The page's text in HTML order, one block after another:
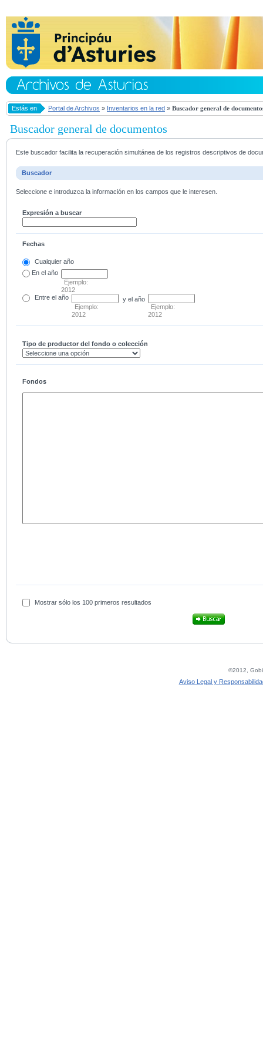
Estás en Portal de Archivos » Inventarios en la red » Buscador general de
Buscador general de documentos
Este buscador facilita la recuperación simultánea de los registros descriptivos de
Buscador
Seleccione e introduzca la información en los campos que le interesen.
Expresión a buscar
Fechas
Cualquier año
En el año
Ejemplo:
2012
Entre el año
Ejemplo:
2012
y el año
Ejemplo:
2012
Tipo de productor del fondo o colección
Fondos
Mostrar sólo los 100 primeros resultados
©2012,
Aviso Legal y